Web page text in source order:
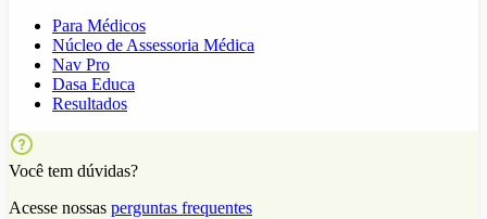
Para Médicos
Núcleo de Assessoria Médica
Nav Pro
Dasa Educa
Resultados
Você tem dúvidas?
Acesse nossas perguntas frequentes